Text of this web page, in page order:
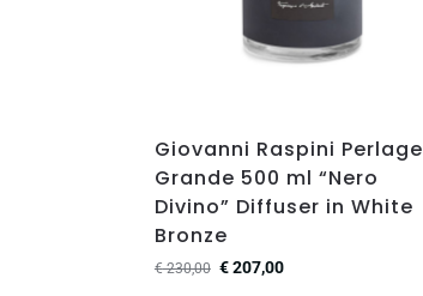
Giovanni Raspini Perlage
Grande 500 ml “Nero
Divino” Diffuser in White
Bronze
€230,00 €207,00